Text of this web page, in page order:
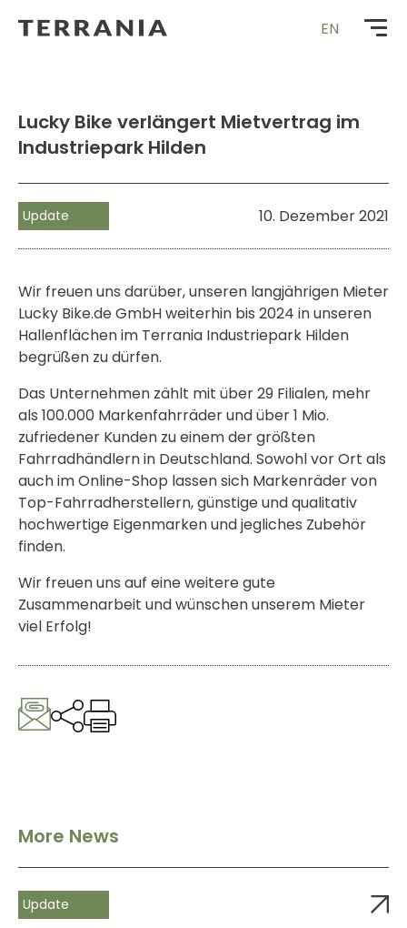
Zur
EN
Lucky Bike verlängert Mietvertrag im
Industriepark Hilden
Update 10. Dezember 2021
Wir freuen uns darüber, unseren langjährigen Mieter
Lucky Bike.de GmbH weiterhin bis 2024 in unseren
Hallenflächen im Terrania Industriepark Hilden
begrüßen zu dürfen.
Das Unternehmen zählt mit über 29 Filialen, mehr
als 100.000 Markenfahrräder und über 1 Mio.
zufriedener Kunden zu einem der größten
Fahrradhändlern in Deutschland. Sowohl vor Ort als
auch im Online-Shop lassen sich Markenräder von
Top-Fahrradherstellern, günstige und qualitativ
hochwertige Eigenmarken und jegliches Zubehör
finden.
Wir freuen uns auf eine weitere gute
Zusammenarbeit und wünschen unserem Mieter
viel Erfolg!
More News
Update